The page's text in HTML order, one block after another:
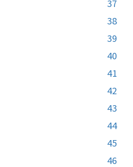
37
38
39
40
41
42
43
44
45
46